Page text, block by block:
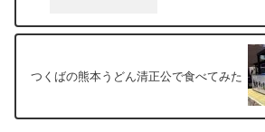
つくばの熊本うどん清正公で食べてみた